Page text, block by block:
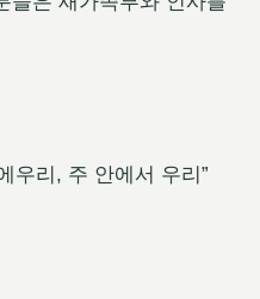
우리, 주 안에서 우리”